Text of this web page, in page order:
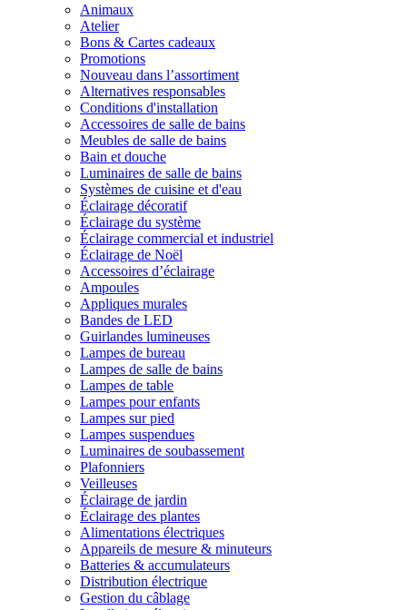
Animaux
Atelier
Bons & Cartes cadeaux
Promotions
Nouveau dans l’assortiment
Alternatives responsables
Conditions d'installation
Accessoires de salle de bains
Meubles de salle de bains
Bain et douche
Luminaires de salle de bains
Systèmes de cuisine et d'eau
Éclairage décoratif
Éclairage du système
Éclairage commercial et industriel
Éclairage de Noël
Accessoires d’éclairage
Ampoules
Appliques murales
Bandes de LED
Guirlandes lumineuses
Lampes de bureau
Lampes de salle de bains
Lampes de table
Lampes pour enfants
Lampes sur pied
Lampes suspendues
Luminaires de soubassement
Plafonniers
Veilleuses
Éclairage de jardin
Éclairage des plantes
Alimentations électriques
Appareils de mesure & minuteurs
Batteries & accumulateurs
Distribution électrique
Gestion du câblage